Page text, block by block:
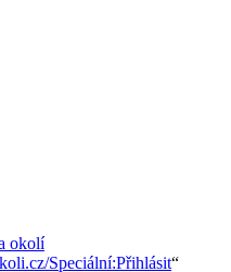
okolí
Speciální:Přihlásit“